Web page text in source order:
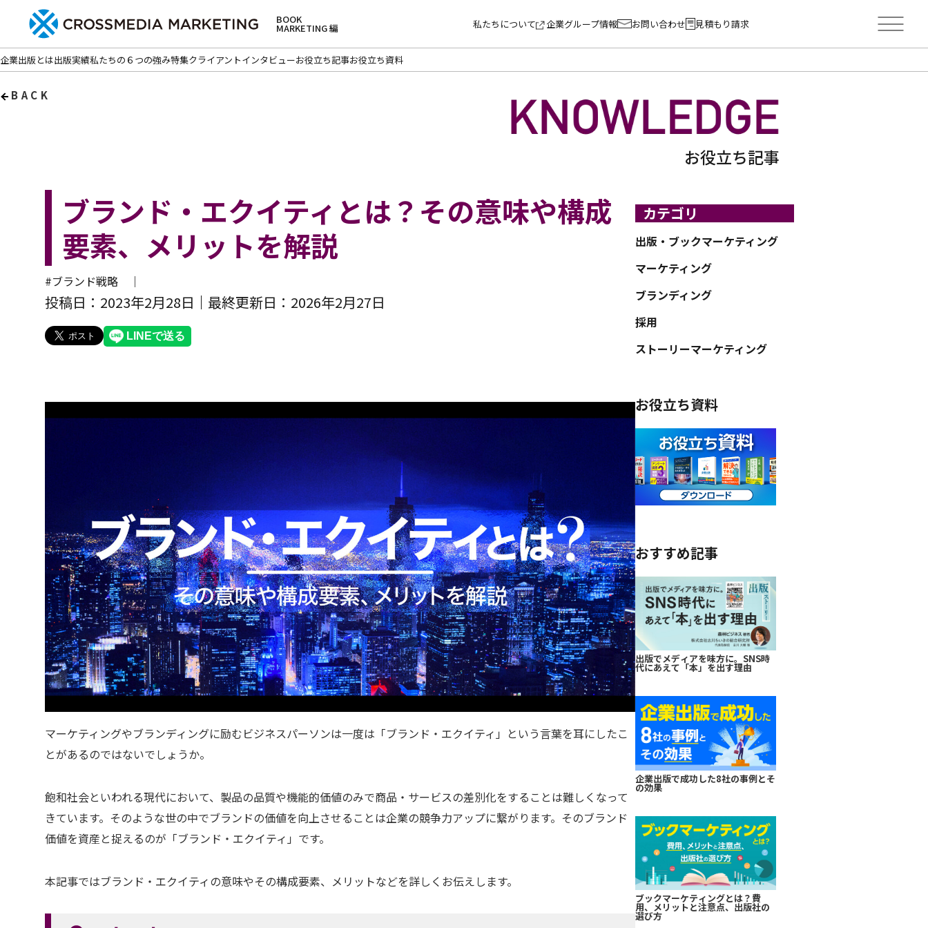
BOOK
MARKETING 編 私たちについて 企業グループ情報 お問い合わせ 見積もり請求
企業出版とは出版実績私たちの６つの強み特集クライアントインタビューお役立ち記事お役立ち資料
BACK
お役立ち記事
ブランド・エクイティとは？その意味や構成
要素、メリットを解説
#ブランド戦略 ｜
投稿日：2023年2月28日 最終更新日：2026年2月27日
マーケティングやブランディングに励むビジネスパーソンは一度は「ブランド・エクイティ」という言葉を耳にしたこ
とがあるのではないでしょうか。
飽和社会といわれる現代において、製品の品質や機能的価値のみで商品・サービスの差別化をすることは難しくなって
きています。そのような世の中でブランドの価値を向上させることは企業の競争力アップに繋がります。そのブランド
価値を資産と捉えるのが「ブランド・エクイティ」です。
本記事ではブランド・エクイティの意味やその構成要素、メリットなどを詳しくお伝えします。
カテゴリ
出版・ブックマーケティング
マーケティング
ブランディング
採用
ストーリーマーケティング
お役立ち資料
おすすめ記事
出版でメディアを味方に。SNS時
代にあえて「本」を出す理由
企業出版で成功した8社の事例とそ
の効果
ブックマーケティングとは？費
用、メリットと注意点、出版社の
選び方